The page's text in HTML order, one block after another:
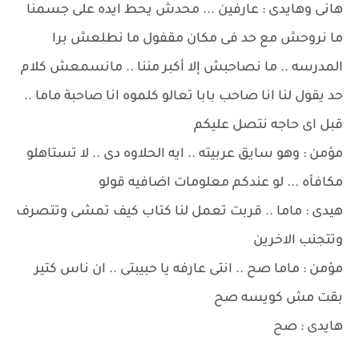
هانى وهايدى : عارفين ... محدش يحط ايده على جسمنا
ما نروحش مع حد فى مكان مقفول ما نطلعش برا
المدرسه .. ما نصاحبش إلا أكبر مننا .. مانسمعش كلام
حد يقول لنا انا صاحب بابا تعالو كلموه انا صاحبة ماما ..
قبل اى حاجه نتصل عليكم
مؤمن : وهو سايق عربيته .. ايه الحلاوه دى .. لا تستاهلو
مكافأه ... لو عندكم معلومات اضافيه قولو
هيدى : ماما .. قربت تعمل لنا كتاب كيف تمشى وتتصرف
وتتجنب الاخرين
مؤمن : ماما صح .. انتى عارفه يا حبيبتى .. ان ناس كتير
بقت مش كويسه صح
هايدى : صح